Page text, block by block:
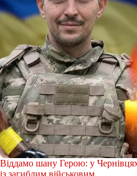
Віддамо шану Герою: у
із загиблим військовим